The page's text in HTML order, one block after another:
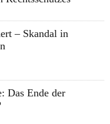
– Skandal in
Das Ende der